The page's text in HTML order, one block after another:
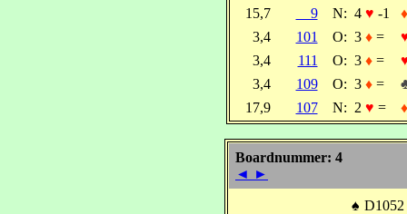
15,7
9 N: 4 ♥ -1
♦
3,4
101 O: 3 ♦=
3,4
111 O: 3 ♦=
3,4
109 O: 3 ♦=
17,9
107 N: 2 ♥ = ♦
Boardnummer: 4
◄ ►
♠ D1052